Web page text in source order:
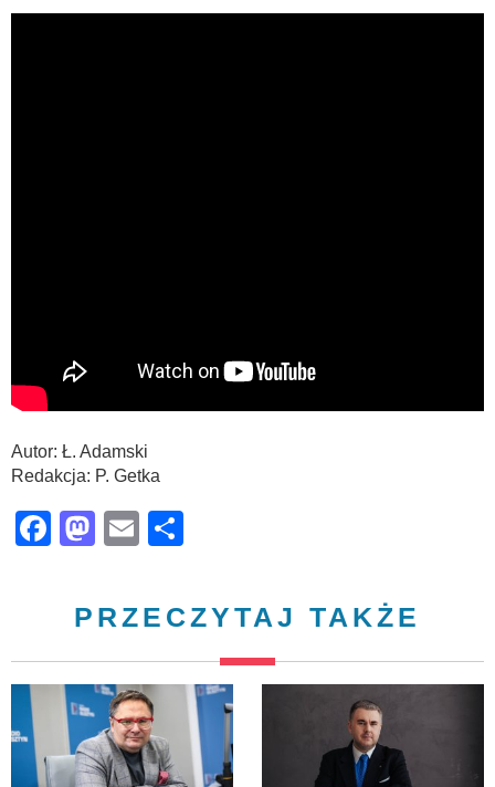
Autor: Ł. Adamski
Redakcja: P. Getka
Facebook
Mastodon
Email
PRZECZYTAJ TAKŻE